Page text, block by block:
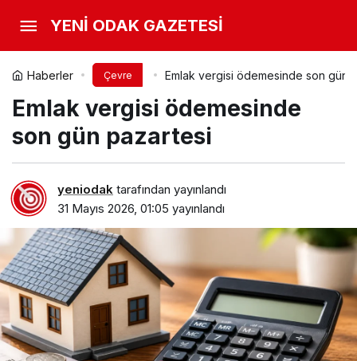
YENİ ODAK GAZETESİ
Haberler Çevre Emlak vergisi ödemesinde son gün
Emlak vergisi ödemesinde
son gün pazartesi
yeniodak tarafından yayınlandı
31 Mayıs 2026, 01:05 yayınlandı